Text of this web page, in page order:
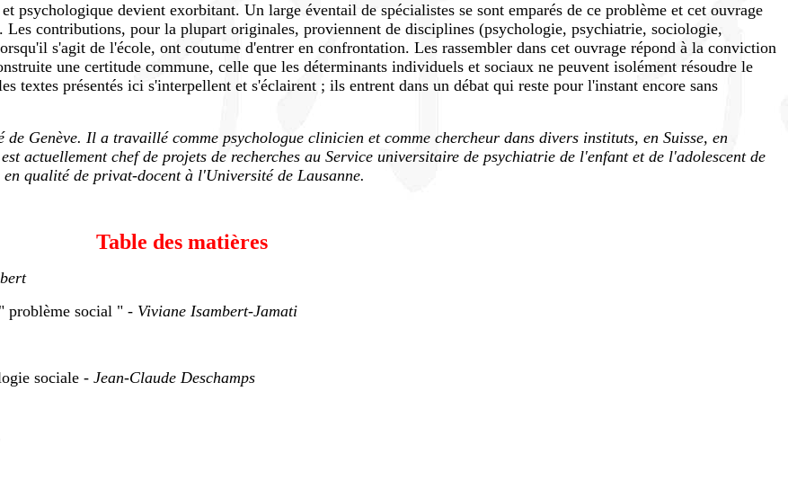
psychologique devient exorbitant. Un large éventail de spécialistes se sont emparés de ce problème et cet ouvrage
Les contributions, pour la plupart originales, proviennent de disciplines (psychologie, psychiatrie, sociologie,
s'agit de l'école, ont coutume d'entrer en confrontation. Les rassembler dans cet ouvrage répond à la conviction
une certitude commune, celle que les déterminants individuels et sociaux ne peuvent isolément résoudre le
textes présentés ici s'interpellent et s'éclairent ; ils entrent dans un débat qui reste pour l'instant encore sans
Genève. Il a travaillé comme psychologue clinicien et comme chercheur dans divers instituts, en Suisse, en
actuellement chef de projets de recherches au Service universitaire de psychiatrie de l'enfant et de l'adolescent de
qualité de privat-docent à l'Université de Lausanne.
Table des matières
problème social " - Viviane Isambert-Jamati
sociale - Jean-Claude Deschamps